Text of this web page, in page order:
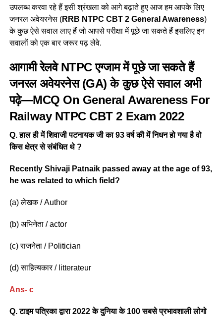
उपलब्ध करवा रहे हैं इसी श्रंखला को आगे बढ़ाते हुए आज हम आपके लिए
जनरल अवेयरनेस (RRB NTPC CBT 2 General Awareness)
के कुछ ऐसे सवाल लाए हैं जो आपसे परीक्षा में पूछे जा सकते हैं इसलिए इन
सवालों को एक बार जरूर पढ़ लेवे.
आगामी रेलवे NTPC एग्जाम में पूछे जा सकते हैं
जनरल अवेयरनेस (GA) के कुछ ऐसे सवाल अभी
पढ़े—MCQ On General Awareness For
Railway NTPC CBT 2 Exam 2022
Q. हाल ही में शिवाजी पटनायक जी का 93 वर्ष की में निधन हो गया है वो
किस क्षेत्र से संबंधित थे ?
Recently Shivaji Patnaik passed away at the age of 93,
he was related to which field?
(a) लेखक / Author
(b) अभिनेता / actor
(c) राजनेता / Politician
(d) साहित्यकार / litterateur
Ans- c
Q. टाइम पत्रिका द्वारा 2022 के दुनिया के 100 सबसे प्रभावशाली लोगो